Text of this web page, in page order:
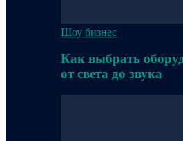
Шоу бизнес
Как выбрать
от света до звука